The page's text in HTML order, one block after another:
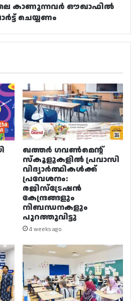
കാണുന്നവർ ഔഖാഫിൽ
ചെയ്യണം
ഖത്തർ ഗവൺമെന്റ്
സ്കൂളുകളിൽ പ്രവാസി
വിദ്യാർത്ഥികൾക്ക്
പ്രവേശനം:
രജിസ്ട്രേഷൻ
കേന്ദ്രങ്ങളും
നിബന്ധനകളും
പുറത്തുവിട്ടു
4 weeks ago